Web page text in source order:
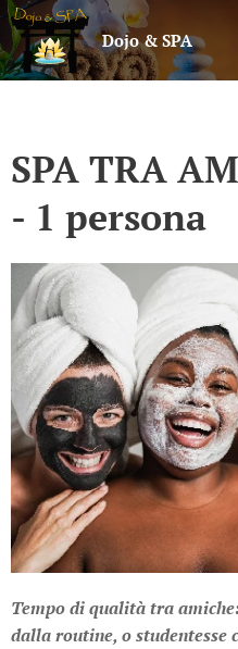
Dojo & SPA
SPA TRA
- 1 persona
Tempo di qualità tra
dalla routine, o studentesse